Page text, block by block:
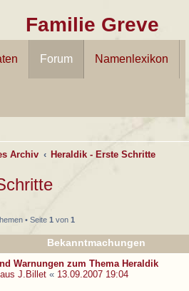
Familie Greve
Forum Namenlexikon
Archiv Heraldik - Erste Schritte
• Seite 1 von 1
Bekanntmachungen
Warnungen zum Thema Heraldik
J.Billet « 13.09.2007 19:04